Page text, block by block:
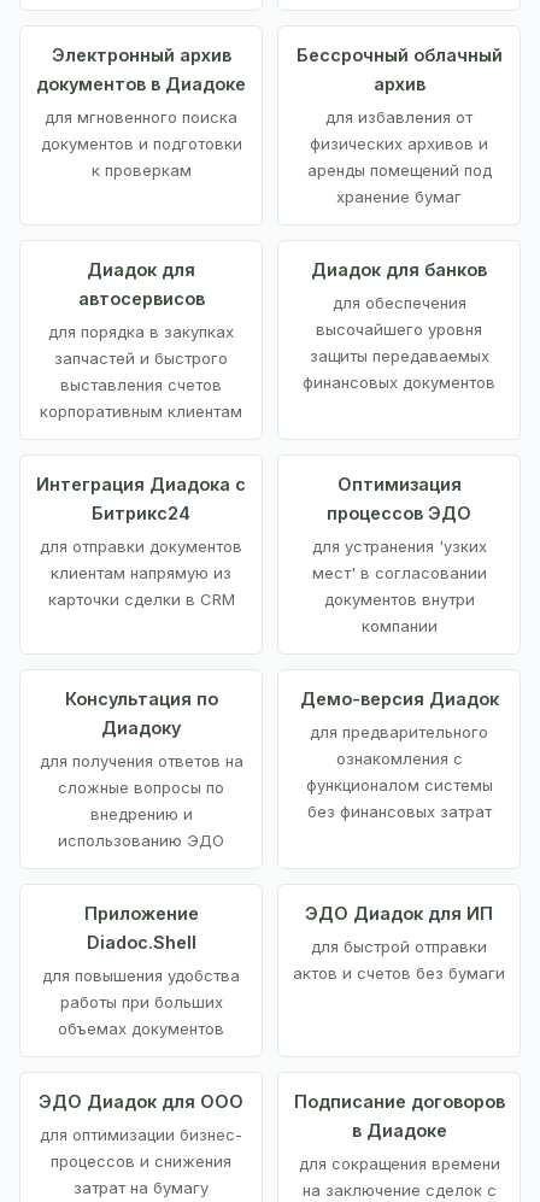
Электронный архив
документов в Диадоке
для мгновенного поиска
документов и подготовки
к проверкам
Бессрочный облачный
архив
для избавления от
физических архивов и
аренды помещений под
хранение бумаг
Диадок для
автосервисов
для порядка в закупках
запчастей и быстрого
выставления счетов
корпоративным клиентам
Диадок для банков
для обеспечения
высочайшего уровня
защиты передаваемых
финансовых документов
Интеграция Диадока с
Битрикс24
для отправки документов
клиентам напрямую из
карточки сделки в CRM
Оптимизация
процессов ЭДО
для устранения 'узких
мест' в согласовании
документов внутри
компании
Консультация по
Диадоку
для получения ответов на
сложные вопросы по
внедрению и
использованию ЭДО
Демо-версия Диадок
для предварительного
ознакомления с
функционалом системы
без финансовых затрат
Приложение
Diadoc.Shell
для повышения удобства
работы при больших
объемах документов
ЭДО Диадок для ИП
для быстрой отправки
актов и счетов без бумаги
ЭДО Диадок для ООО
для оптимизации бизнес-
процессов и снижения
затрат на бумагу
Подписание договоров
в Диадоке
для сокращения времени
на заключение сделок с